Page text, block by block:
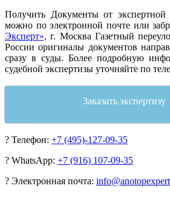
Получить Документы от экспертной
можно по электронной почте или
Эксперт», г. Москва Газетный
России оригиналы документов
сразу в суды. Более подробную
судебной экспертизы уточняйте по
Заказать экспертизу
? Телефон: +7 (495)-127-09-35
? WhatsApp: +7 (916) 107-09-35
? Электронная почта: